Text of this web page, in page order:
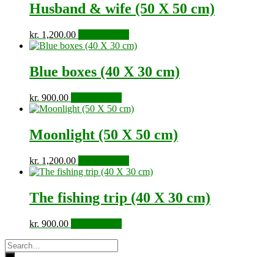
Husband & wife (50 X 50 cm)
kr. 1,200.00
Blue boxes (40 X 30 cm)
kr. 900.00
Moonlight (50 X 50 cm)
kr. 1,200.00
The fishing trip (40 X 30 cm)
kr. 900.00